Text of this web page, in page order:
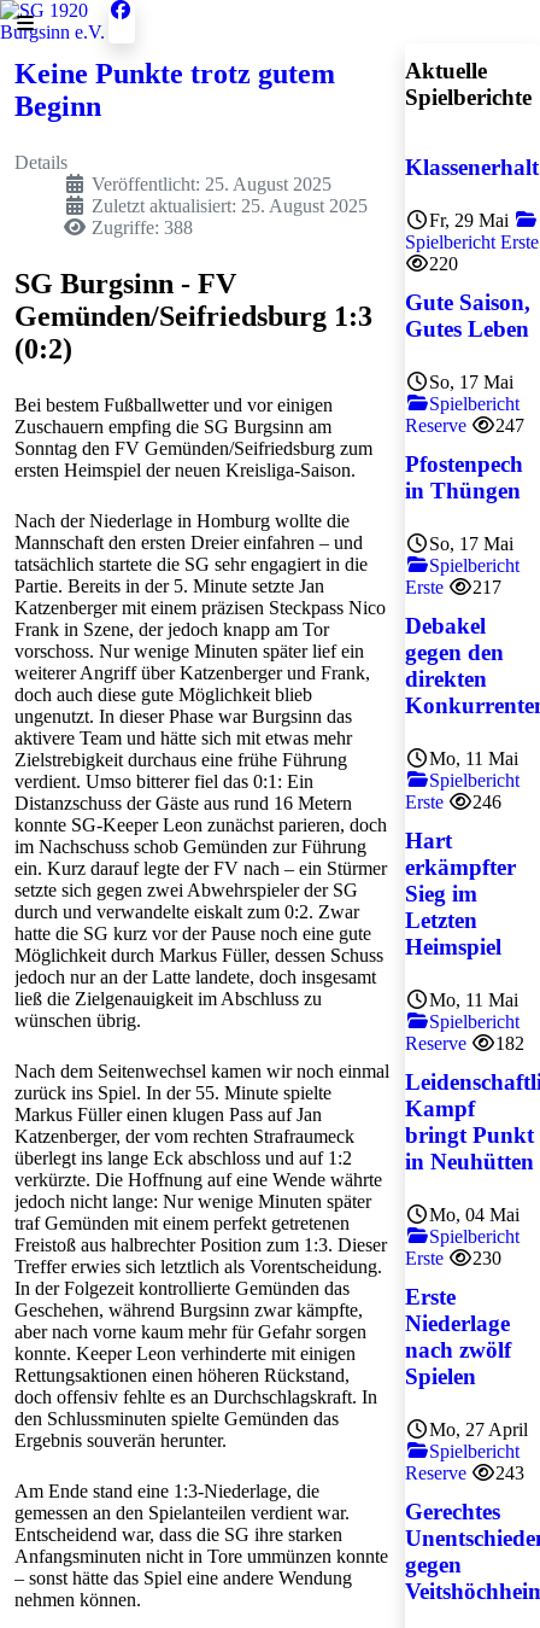
Keine Punkte trotz gutem
Beginn
Details
Veröffentlicht: 25. August 2025
Zuletzt aktualisiert: 25. August 2025
Zugriffe: 388
SG Burgsinn - FV
Gemünden/Seifriedsburg 1:3
(0:2)
Bei bestem Fußballwetter und vor einigen
Zuschauern empfing die SG Burgsinn am
Sonntag den FV Gemünden/Seifriedsburg zum
ersten Heimspiel der neuen Kreisliga-Saison.
Nach der Niederlage in Homburg wollte die
Mannschaft den ersten Dreier einfahren – und
tatsächlich startete die SG sehr engagiert in die
Partie. Bereits in der 5. Minute setzte Jan
Katzenberger mit einem präzisen Steckpass Nico
Frank in Szene, der jedoch knapp am Tor
vorschoss. Nur wenige Minuten später lief ein
weiterer Angriff über Katzenberger und Frank,
doch auch diese gute Möglichkeit blieb
ungenutzt. In dieser Phase war Burgsinn das
aktivere Team und hätte sich mit etwas mehr
Zielstrebigkeit durchaus eine frühe Führung
verdient. Umso bitterer fiel das 0:1: Ein
Distanzschuss der Gäste aus rund 16 Metern
konnte SG-Keeper Leon zunächst parieren, doch
im Nachschuss schob Gemünden zur Führung
ein. Kurz darauf legte der FV nach – ein Stürmer
setzte sich gegen zwei Abwehrspieler der SG
durch und verwandelte eiskalt zum 0:2. Zwar
hatte die SG kurz vor der Pause noch eine gute
Möglichkeit durch Markus Füller, dessen Schuss
jedoch nur an der Latte landete, doch insgesamt
ließ die Zielgenauigkeit im Abschluss zu
wünschen übrig.
Nach dem Seitenwechsel kamen wir noch einmal
zurück ins Spiel. In der 55. Minute spielte
Markus Füller einen klugen Pass auf Jan
Katzenberger, der vom rechten Strafraumeck
überlegt ins lange Eck abschloss und auf 1:2
verkürzte. Die Hoffnung auf eine Wende währte
jedoch nicht lange: Nur wenige Minuten später
traf Gemünden mit einem perfekt getretenen
Freistoß aus halbrechter Position zum 1:3. Dieser
Treffer erwies sich letztlich als Vorentscheidung.
In der Folgezeit kontrollierte Gemünden das
Geschehen, während Burgsinn zwar kämpfte,
aber nach vorne kaum mehr für Gefahr sorgen
konnte. Keeper Leon verhinderte mit einigen
Rettungsaktionen einen höheren Rückstand,
doch offensiv fehlte es an Durchschlagskraft. In
den Schlussminuten spielte Gemünden das
Ergebnis souverän herunter.
Am Ende stand eine 1:3-Niederlage, die
gemessen an den Spielanteilen verdient war.
Entscheidend war, dass die SG ihre starken
Anfangsminuten nicht in Tore ummünzen konnte
– sonst hätte das Spiel eine andere Wendung
nehmen können.
Aktuelle
Spielberichte
Fr, 29 Mai
Spielbericht Erste
220
Gute Saison,
Gutes Leben
So, 17 Mai
Spielbericht
Reserve
247
Pfostenpech
in Thüngen
So, 17 Mai
Spielbericht
Erste
217
Debakel
gegen den
direkten
Mo, 11 Mai
Spielbericht
Erste
246
Hart
erkämpfter
Sieg im
Letzten
Heimspiel
Mo, 11 Mai
Spielbericht
Reserve
182
Kampf
bringt Punkt
in Neuhütten
Mo, 04 Mai
Spielbericht
Erste
230
Erste
Niederlage
nach zwölf
Spielen
Mo, 27 April
Spielbericht
Reserve
243
Gerechtes
gegen